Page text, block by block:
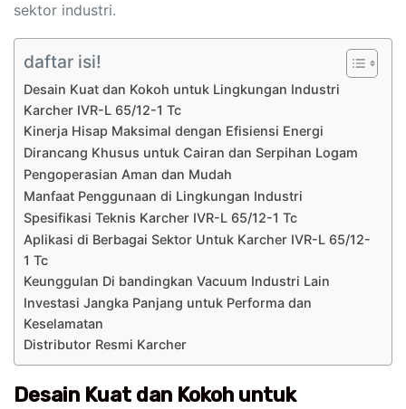
sektor industri.
daftar isi!
Desain Kuat dan Kokoh untuk Lingkungan Industri
Karcher IVR-L 65/12-1 Tc
Kinerja Hisap Maksimal dengan Efisiensi Energi
Dirancang Khusus untuk Cairan dan Serpihan Logam
Pengoperasian Aman dan Mudah
Manfaat Penggunaan di Lingkungan Industri
Spesifikasi Teknis Karcher IVR-L 65/12-1 Tc
Aplikasi di Berbagai Sektor Untuk Karcher IVR-L 65/12-
1 Tc
Keunggulan Di bandingkan Vacuum Industri Lain
Investasi Jangka Panjang untuk Performa dan
Keselamatan
Distributor Resmi Karcher
Desain Kuat dan Kokoh untuk